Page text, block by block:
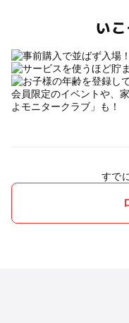
い
会員限定のイベントや、
よモニタークラブ」も！
すで